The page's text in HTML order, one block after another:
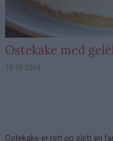
Ostekake med
10.10.2004
Ostekake er rett og slett en